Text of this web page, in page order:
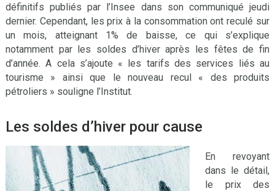
définitifs publiés par l’Insee dans son communiqué jeudi
dernier. Cependant, les prix à la consommation ont reculé sur
un mois, atteignant 1% de baisse, ce qui s’explique
notamment par les soldes d’hiver après les fêtes de fin
d’année. A cela s’ajoute « les tarifs des services liés au
tourisme » ainsi que le nouveau recul « des produits
pétroliers » souligne l’Institut.
Les soldes d’hiver pour cause
En revoyant
dans le détail,
le prix des